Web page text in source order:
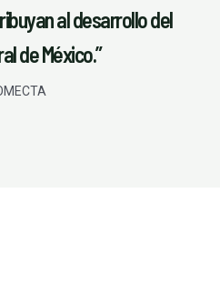
al desarrollo del
de México.”